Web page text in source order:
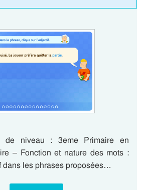
de niveau : 3eme Primaire en
– Fonction et nature des mots :
dans les phrases proposées…